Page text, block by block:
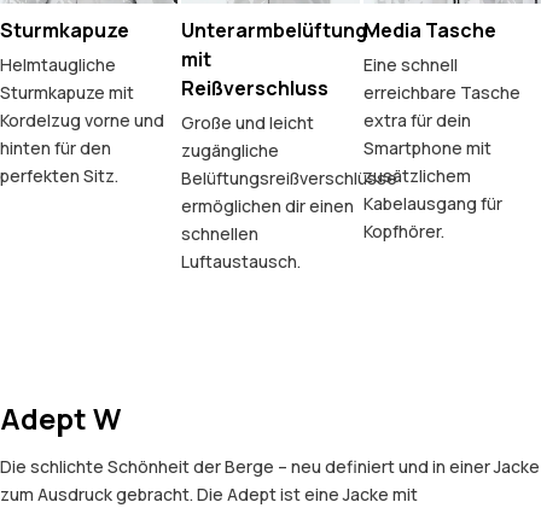
Sturmkapuze
Helmtaugliche
Sturmkapuze mit
Kordelzug vorne und
hinten für den
perfekten Sitz.
Unterarmbelüftung
mit
Reißverschluss
Große und leicht
zugängliche
Belüftungsreißverschlüsse
ermöglichen dir einen
schnellen
Luftaustausch.
Media Tasche
Eine schnell
erreichbare Tasche
extra für dein
Smartphone mit
zusätzlichem
Kabelausgang für
Kopfhörer.
Adept W
Die schlichte Schönheit der Berge – neu definiert und in einer Jacke
zum Ausdruck gebracht. Die Adept ist eine Jacke mit